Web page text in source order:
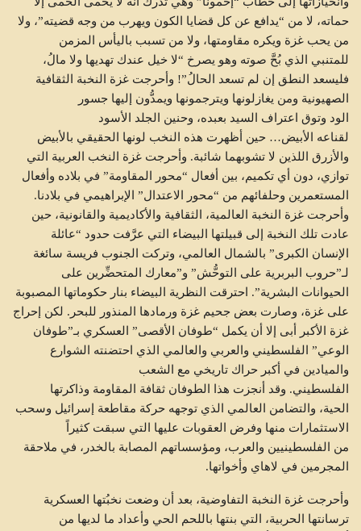
حماته، لا من “يدافع عن كل قضايا الكون ويهرب من وجه قضيته”، ولا
من يحب غزة ويكره مقاومتها، ولا من تسبب باليأس المزمن
للمتنبي الذي بُحَّ صوته وهو يصرخ “لا خيل عندك تهديها ولا مالُ،
فليسعد النطق إن لم تسعد الحالُ”! وأحرجت غزة النخبة الثقافية
الصهيونية ومن يغازلونها ويترجمونها ويمدُّون إليها جسور
الود وتوق اعتراف السيد بعبده، وحنين الجلد الأسود
لقناعه الأبيض… حين أظهرت هذه النخب لونها الحقيقي بالأبيض
والأزرق اللذين لا تشوبهما شائبة. وأحرجت غزة النخب العربية التي
توازي، دون أي تكميم، بين أفعال “محور المقاومة” في بلاده وأفعال
المستعمرين وحلفائهم من “محور الاعتدال” الإبراهيمي في بلادنا.
وأحرجت غزة النخبة العالمية، الثقافية والأكاديمية والقانونية، حين
عادت تلك النخبة إلى قبيلتها البيضاء التي عرَّفت حدود “عائلة
الإنسان الكبرى” بالشمال العالمي، وتركت الجنوب فريسة سائغة
لـ”حروب البربرية على التوحُّش” و”معارك المتحضِّرين على
الحيوانات البشرية”. احترقت النظرية البيضاء بنار حكوماتها المصبوبة
على غزة، وصارت بعض جحيم غزة ورمادها المنذور للبحر. لكن إحراج
غزة الأكبر أبى إلا أن يكمل “طوفان الأقصى” العسكري بـ”طوفان
الوعي” الفلسطيني والعربي والعالمي الذي احتضنته الشوارع
والميادين في أكبر حراك تاريخي مع الشعب
الفلسطيني. وقد أنجزت هذا الطوفان ثقافة المقاومة وذاكرتها
الحية، والتضامن العالمي الذي توجهه حركة مقاطعة إسرائيل وسحب
الاستثمارات منها وفرض العقوبات عليها التي سبقت كثيراً
من الفلسطينيين والعرب، ومؤسساتهم المصابة بالخدر، في ملاحقة
المجرمين في لاهاي وأخواتها.
وأحرجت غزة النخبة التفاوضية، بعد أن وضعت نخبُتها العسكرية
ترسانتها الحربية، التي بنتها باللحم الحي وأعداد ما لديها من